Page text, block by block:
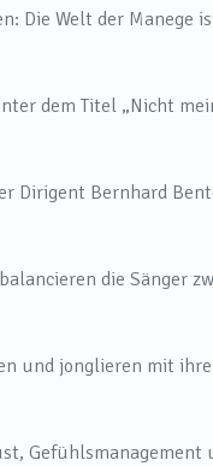
Die Welt der Manege
dem Titel „Nicht
Dirigent Bernhard
die Sänger
und jonglieren mit
Gefühlsmanagement